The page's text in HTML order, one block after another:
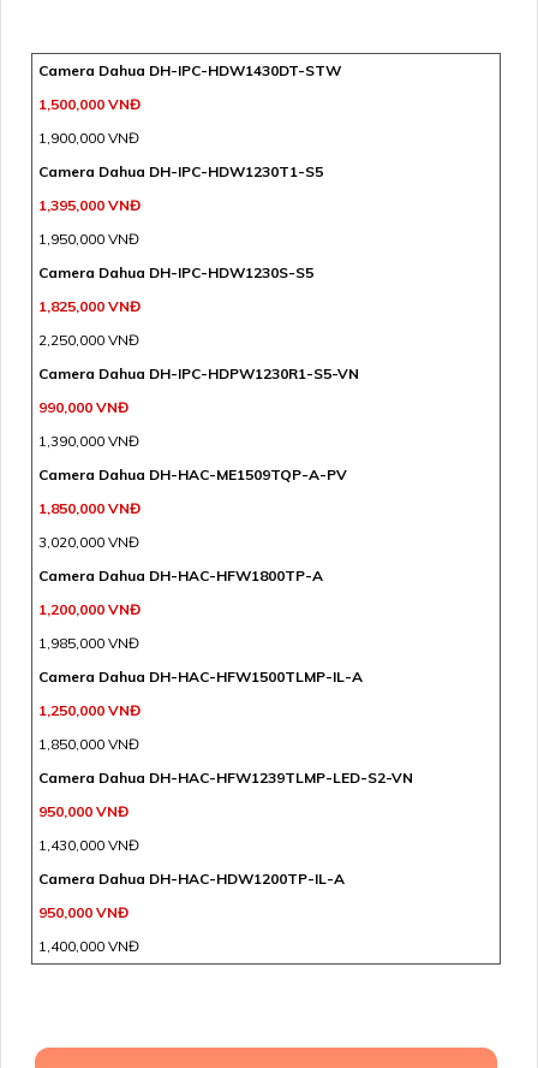
Camera Dahua DH-IPC-HDW1430DT-STW
1,500,000 VNĐ
1,900,000 VNĐ
Camera Dahua DH-IPC-HDW1230T1-S5
1,395,000 VNĐ
1,950,000 VNĐ
Camera Dahua DH-IPC-HDW1230S-S5
1,825,000 VNĐ
2,250,000 VNĐ
Camera Dahua DH-IPC-HDPW1230R1-S5-VN
990,000 VNĐ
1,390,000 VNĐ
Camera Dahua DH-HAC-ME1509TQP-A-PV
1,850,000 VNĐ
3,020,000 VNĐ
Camera Dahua DH-HAC-HFW1800TP-A
1,200,000 VNĐ
1,985,000 VNĐ
Camera Dahua DH-HAC-HFW1500TLMP-IL-A
1,250,000 VNĐ
1,850,000 VNĐ
Camera Dahua DH-HAC-HFW1239TLMP-LED-S2-VN
950,000 VNĐ
1,430,000 VNĐ
Camera Dahua DH-HAC-HDW1200TP-IL-A
950,000 VNĐ
1,400,000 VNĐ